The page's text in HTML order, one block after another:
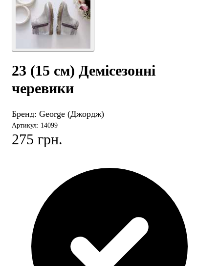
23 (15 см) Демісезонні
черевики
Бренд: George (Джордж)
Артикул: 14099
275 грн.